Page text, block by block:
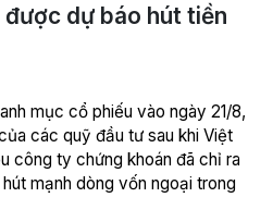
dự báo hút tiền
mục cổ phiếu vào ngày 21/8,
các quỹ đầu tư sau khi Việt
công ty chứng khoán đã chỉ ra
mạnh dòng vốn ngoại trong